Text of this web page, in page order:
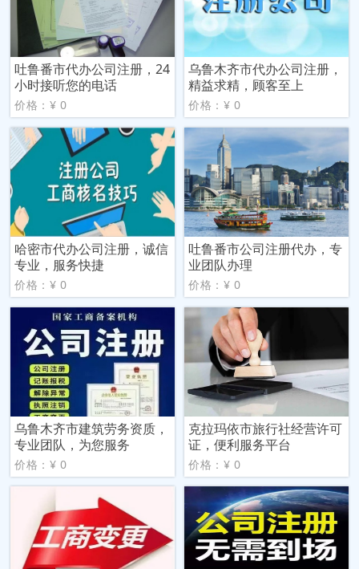
吐鲁番市代办公司注册，24
小时接听您的电话
价格：¥ 0
乌鲁木齐市代办公司注册，
精益求精，顾客至上
价格：¥ 0
哈密市代办公司注册，诚信
专业，服务快捷
价格：¥ 0
吐鲁番市公司注册代办，专
业团队办理
价格：¥ 0
乌鲁木齐市建筑劳务资质，
专业团队，为您服务
价格：¥ 0
克拉玛依市旅行社经营许可
证，便利服务平台
价格：¥ 0